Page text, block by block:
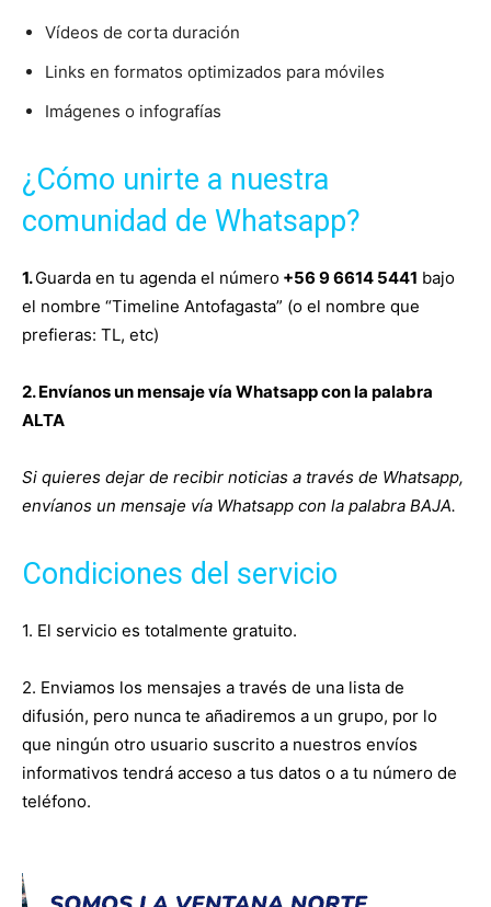
Vídeos de corta duración
Links en formatos optimizados para móviles
Imágenes o infografías
¿Cómo unirte a nuestra
comunidad de Whatsapp?
1.Guarda en tu agenda el número +56 9 6614 5441 bajo
el nombre “Timeline Antofagasta” (o el nombre que
prefieras: TL, etc)
2. Envíanos un mensaje vía Whatsapp con la palabra
ALTA
Si quieres dejar de recibir noticias a través de Whatsapp,
envíanos un mensaje vía Whatsapp con la palabra BAJA.
Condiciones del servicio
1. El servicio es totalmente gratuito.
2. Enviamos los mensajes a través de una lista de
difusión, pero nunca te añadiremos a un grupo, por lo
que ningún otro usuario suscrito a nuestros envíos
informativos tendrá acceso a tus datos o a tu número de
teléfono.